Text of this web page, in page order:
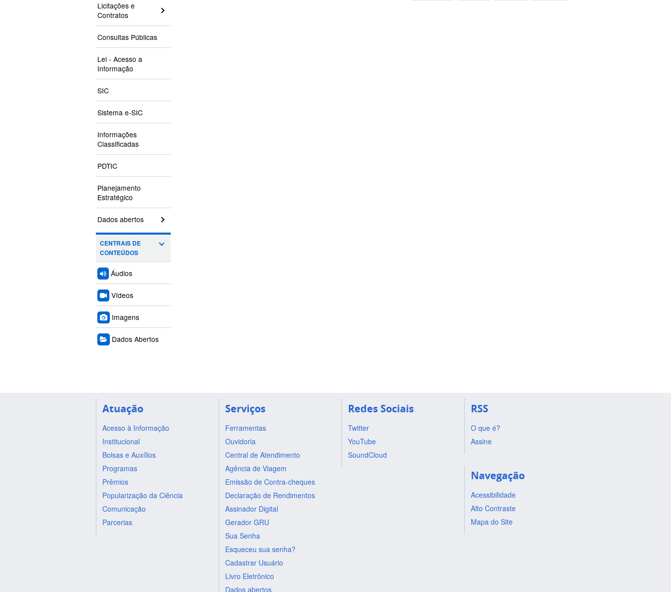
Licitações e
Contratos
Consultas Públicas
Lei - Acesso a
Informação
SIC
Sistema e-SIC
Informações
Classificadas
PDTIC
Planejamento
Estratégico
Dados abertos
CENTRAIS DE
CONTEÚDOS
Áudios
Vídeos
Imagens
Dados Abertos
Atuação
Acesso à Informação
Institucional
Bolsas e Auxílios
Programas
Prêmios
Popularização da Ciência
Comunicação
Parcerias
Serviços
Ferramentas
Ouvidoria
Central de Atendimento
Agência de Viagem
Emissão de Contra-cheques
Declaração de Rendimentos
Assinador Digital
Gerador GRU
Sua Senha
Esqueceu sua senha?
Cadastrar Usuário
Livro Eletrônico
Dados abertos
Redes Sociais
Twitter
YouTube
SoundCloud
RSS
O que é?
Assine
Navegação
Acessibilidade
Alto Contraste
Mapa do Site